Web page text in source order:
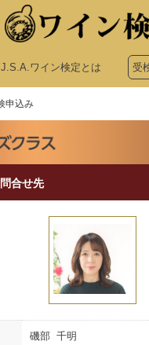
J.S.A.ワイン検定とは 受
申込み
合せ先
磯部 千明